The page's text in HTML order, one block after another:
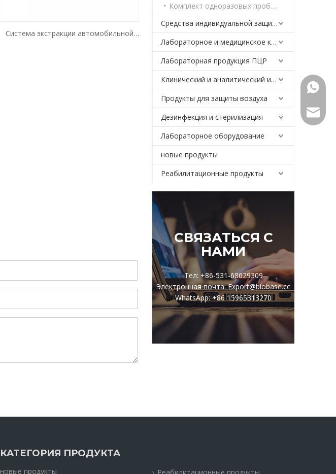
Система экстракции автомобильной
Комплект одноразовых пробирок для отбора проб вирусов
Средства индивидуальной защиты
Лабораторное и медицинское криогенное холодильное оборудование
Лабораторная продукция ПЦР
Клинический и аналитический инструмент
Продукты для защиты воздуха
Дезинфекция и стерилизация
Лабораторное оборудование
новые продукты
Реабилитационные продукты
СВЯЗАТЬСЯ С
НАМИ
Тел: +86-531-68629309
Электронная почта: Export@biobase.cc
WhatsApp: +86 15965313270
КАТЕГОРИЯ ПРОДУКТА
новые продукты